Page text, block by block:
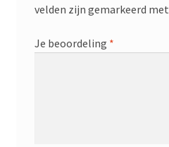
velden zijn gemarkeerd met
Je beoordeling *